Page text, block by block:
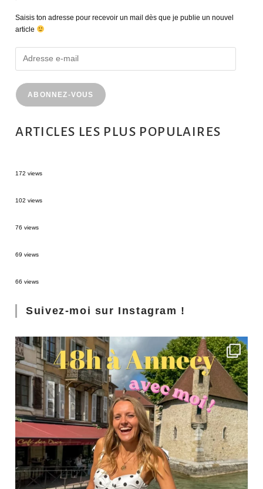
Saisis ton adresse pour recevoir un mail dès que je publie un nouvel
article
ABONNEZ-VOUS
ARTICLES LES PLUS POPULAIRES
172 views
102 views
76 views
69 views
66 views
Suivez-moi sur Instagram !